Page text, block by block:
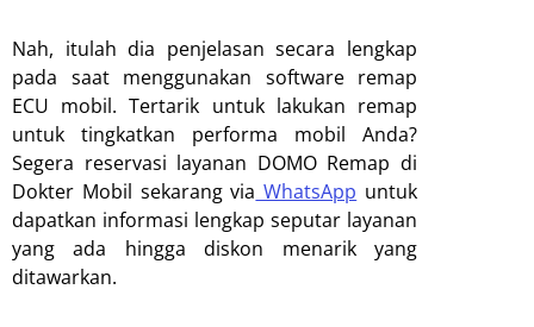
Nah, itulah dia penjelasan secara lengkap
pada saat menggunakan software remap
ECU mobil. Tertarik untuk lakukan remap
untuk tingkatkan performa mobil Anda?
Segera reservasi layanan DOMO Remap di
Dokter Mobil sekarangvia WhatsApp untuk
dapatkan informasi lengkap seputar layanan
yang ada hingga diskon menarik yang
ditawarkan.